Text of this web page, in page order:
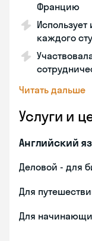
Францию
каждого
Читать дальше
Услуги и
Английский
Деловой - для
Для
Для